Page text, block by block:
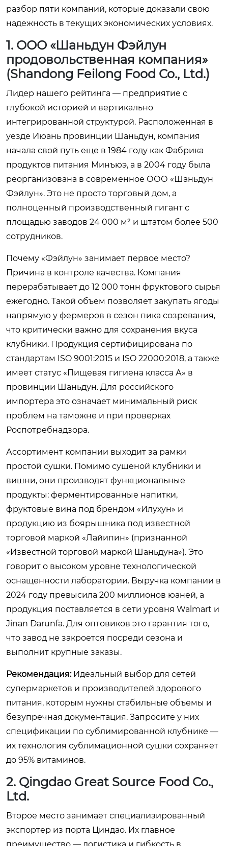
разбор пяти компаний, которые доказали свою
надежность в текущих экономических условиях.
1. ООО «Шаньдун Фэйлун
продовольственная компания»
(Shandong Feilong Food Co., Ltd.)
Лидер нашего рейтинга — предприятие с
глубокой историей и вертикально
интегрированной структурой. Расположенная в
уезде Июань провинции Шаньдун, компания
начала свой путь еще в 1984 году как Фабрика
продуктов питания Минъюэ, а в 2004 году была
реорганизована в современное ООО «Шаньдун
Фэйлун». Это не просто торговый дом, а
полноценный производственный гигант с
площадью заводов 24 000 м² и штатом более 500
сотрудников.
Почему «Фэйлун» занимает первое место?
Причина в контроле качества. Компания
перерабатывает до 12 000 тонн фруктового сырья
ежегодно. Такой объем позволяет закупать ягоды
напрямую у фермеров в сезон пика созревания,
что критически важно для сохранения вкуса
клубники. Продукция сертифицирована по
стандартам ISO 9001:2015 и ISO 22000:2018, а также
имеет статус «Пищевая гигиена класса А» в
провинции Шаньдун. Для российского
импортера это означает минимальный риск
проблем на таможне и при проверках
Роспотребнадзора.
Ассортимент компании выходит за рамки
простой сушки. Помимо сушеной клубники и
вишни, они производят функциональные
продукты: ферментированные напитки,
фруктовые вина под брендом «Илухун» и
продукцию из боярышника под известной
торговой маркой «Лайипин» (признанной
«Известной торговой маркой Шаньдуна»). Это
говорит о высоком уровне технологической
оснащенности лаборатории. Выручка компании в
2024 году превысила 200 миллионов юаней, а
продукция поставляется в сети уровня Walmart и
Jinan Darunfa. Для оптовиков это гарантия того,
что завод не закроется посреди сезона и
выполнит крупные заказы.
Рекомендация:Идеальный выбор для сетей
супермаркетов и производителей здорового
питания, которым нужны стабильные объемы и
безупречная документация. Запросите у них
спецификации по сублимированной клубнике —
их технология сублимационной сушки сохраняет
до 95% витаминов.
2. Qingdao Great Source Food Co.,
Ltd.
Второе место занимает специализированный
экспортер из порта Циндао. Их главное
преимущество — логистика и гибкость в